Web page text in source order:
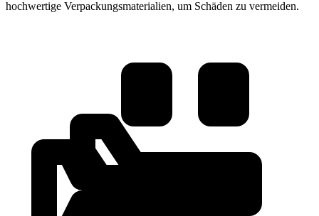
hochwertige Verpackungsmaterialien, um Schäden zu vermeiden.